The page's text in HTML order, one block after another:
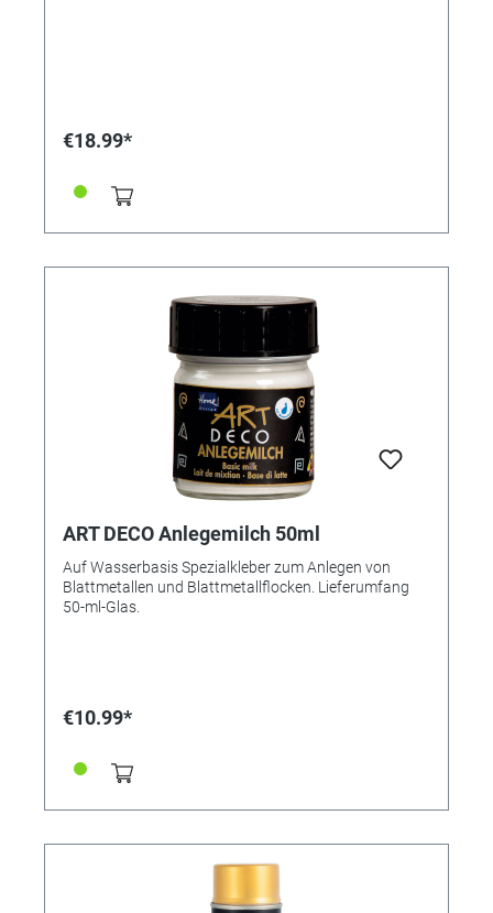
€18.99*
ART DECO Anlegemilch 50ml
Auf Wasserbasis Spezialkleber zum Anlegen von
Blattmetallen und Blattmetallflocken. Lieferumfang
50-ml-Glas.
€10.99*